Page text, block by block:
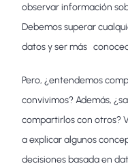
observar información
Debemos superar
datos y ser más
Pero, ¿entendemos
convivimos? Además,
compartirlos con otros?
a explicar algunos
decisiones basada en